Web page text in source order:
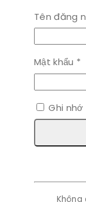
Tên đăng
Mật khẩu *
Ghi nhớ